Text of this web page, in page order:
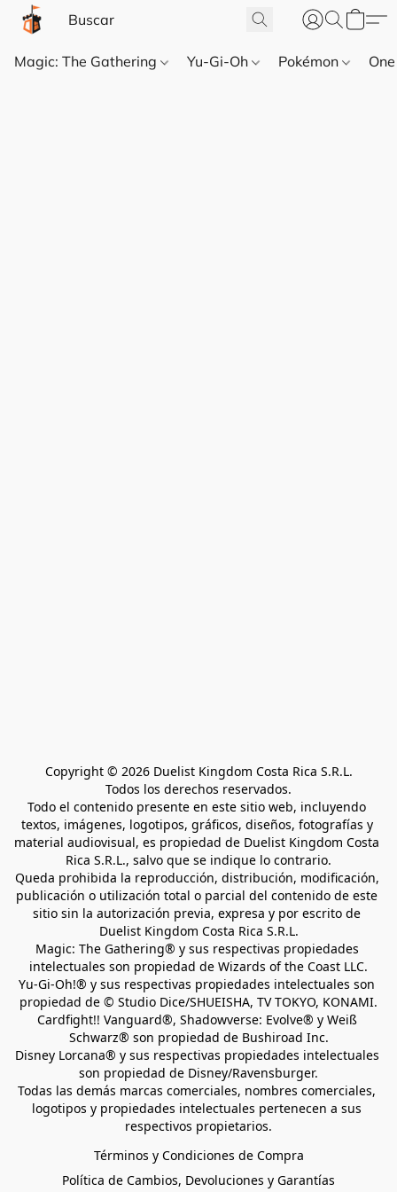
Magic: The Gathering Yu-Gi-Oh Pokémon
Copyright © 2026 Duelist Kingdom Costa Rica S.R.L.
Todos los derechos reservados.
Todo el contenido presente en este sitio web, incluyendo
textos, imágenes, logotipos, gráficos, diseños, fotografías y
material audiovisual, es propiedad de Duelist Kingdom Costa
Rica S.R.L., salvo que se indique lo contrario.
Queda prohibida la reproducción, distribución, modificación,
publicación o utilización total o parcial del contenido de este
sitio sin la autorización previa, expresa y por escrito de
Duelist Kingdom Costa Rica S.R.L.
Magic: The Gathering® y sus respectivas propiedades
intelectuales son propiedad de Wizards of the Coast LLC.
Yu-Gi-Oh!® y sus respectivas propiedades intelectuales son
propiedad de © Studio Dice/SHUEISHA, TV TOKYO, KONAMI.
Cardfight!! Vanguard®, Shadowverse: Evolve® y Weiß
Schwarz® son propiedad de Bushiroad Inc.
Disney Lorcana® y sus respectivas propiedades intelectuales
son propiedad de Disney/Ravensburger.
Todas las demás marcas comerciales, nombres comerciales,
logotipos y propiedades intelectuales pertenecen a sus
respectivos propietarios.
Términos y Condiciones de Compra
Política de Cambios, Devoluciones y Garantías